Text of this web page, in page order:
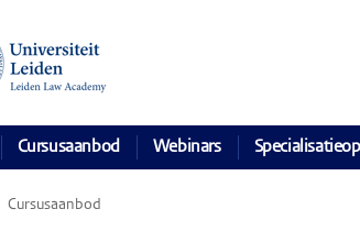
Cursusaanbod Webinars
Cursusaanbod